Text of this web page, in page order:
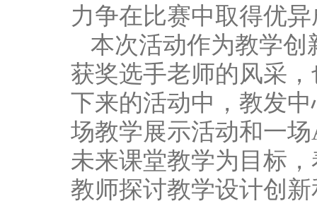
力争在比赛中取得优
本次活动作为教学
获奖选手老师的风采
下来的活动中，教发
场教学展示活动和一
未来课堂教学为目标
教师探讨教学设计创